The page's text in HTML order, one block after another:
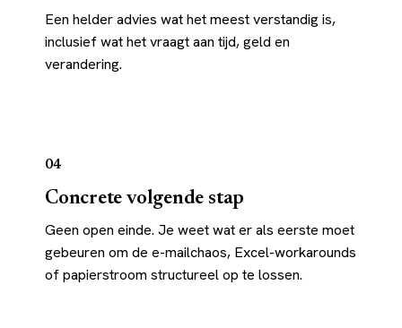
Een helder advies wat het meest verstandig is,
inclusief wat het vraagt aan tijd, geld en
verandering.
04
Concrete volgende stap
Geen open einde. Je weet wat er als eerste moet
gebeuren om de e-mailchaos, Excel-workarounds
of papierstroom structureel op te lossen.